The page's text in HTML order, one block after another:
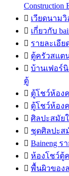
 เวียดนาม
 เกี่ยวกับ
 รายละเอีย
 ตู้ครัวสแต
 บ้านเฟอร์
ตู้
 ตู้โชว์ห้อง
 ตู้โชว์ห้องค
 ศิลปะสมัย
 ชุดศิลปะส
 Baineng ร
 ห้องโชว์ตู้ค
 พื้นผิวของ